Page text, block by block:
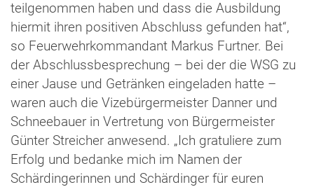
teilgenommen haben und dass die Ausbildung
hiermit ihren positiven Abschluss gefunden hat“,
so Feuerwehrkommandant Markus Furtner. Bei
der Abschlussbesprechung – bei der die WSG zu
einer Jause und Getränken eingeladen hatte –
waren auch die Vizebürgermeister Danner und
Schneebauer in Vertretung von Bürgermeister
Günter Streicher anwesend. „Ich gratuliere zum
Erfolg und bedanke mich im Namen der
Schärdingerinnen und Schärdinger für euren